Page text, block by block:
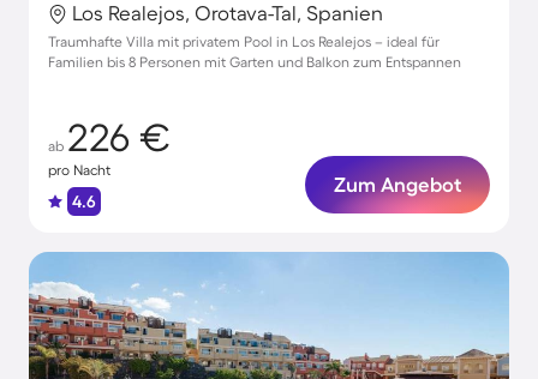
Los Realejos, Orotava-Tal, Spanien
Traumhafte Villa mit privatem Pool in Los Realejos – ideal für
Familien bis 8 Personen mit Garten und Balkon zum Entspannen
ab 226 €
pro Nacht
4.6
Zum Angebot